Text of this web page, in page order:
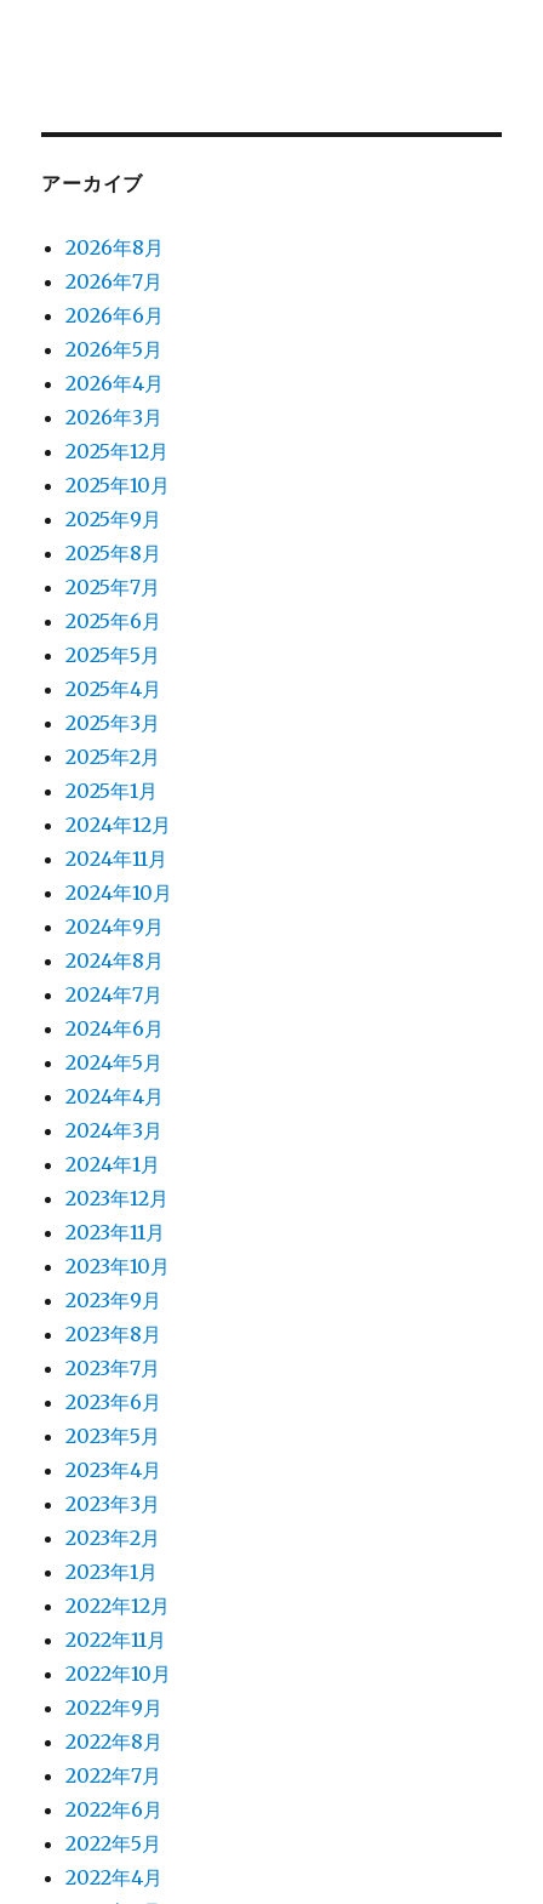
アーカイブ
2026年8月
2026年7月
2026年6月
2026年5月
2026年4月
2026年3月
2025年12月
2025年10月
2025年9月
2025年8月
2025年7月
2025年6月
2025年5月
2025年4月
2025年3月
2025年2月
2025年1月
2024年12月
2024年11月
2024年10月
2024年9月
2024年8月
2024年7月
2024年6月
2024年5月
2024年4月
2024年3月
2024年1月
2023年12月
2023年11月
2023年10月
2023年9月
2023年8月
2023年7月
2023年6月
2023年5月
2023年4月
2023年3月
2023年2月
2023年1月
2022年12月
2022年11月
2022年10月
2022年9月
2022年8月
2022年7月
2022年6月
2022年5月
2022年4月